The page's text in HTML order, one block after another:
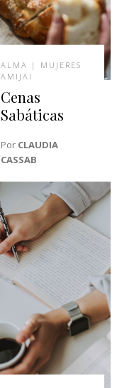
ALMA | MUJERES
AMIJAI
Cenas
Sabáticas
Por CLAUDIA
CASSAB